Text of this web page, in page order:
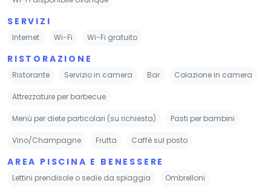
SERVIZI
Internet Wi-Fi Wi-Fi gratuito
RISTORAZIONE
Ristorante Servizio in camera Bar Colazione in camera
Attrezzature per barbecue
Menù per diete particolari (su richiesta) Pasti per bambini
Vino/Champagne Frutta Caffè sul posto
AREA PISCINA E BENESSERE
Lettini prendisole o sedie da spiaggia Ombrelloni